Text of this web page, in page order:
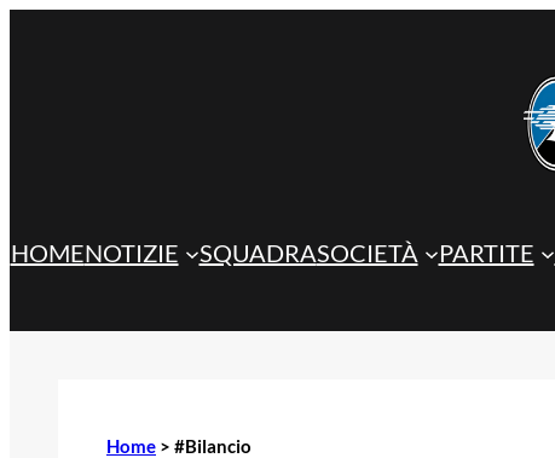
HOMENOTIZIE SQUADRASOCIETÀ PARTITE
Home > #Bilancio